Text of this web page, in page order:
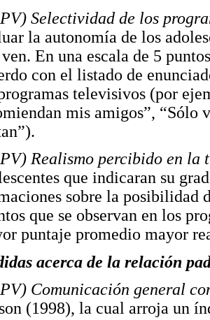
Selectividad de los
la autonomía de los
En una escala de 5
con el listado de
televisivos (por
mis amigos”, “Sólo
Realismo percibido en la
que indicaran su
sobre la posibilidad
que se observan en los
puntaje promedio mayor
acerca de la relación
Comunicación general
(1998), la cual arroja un